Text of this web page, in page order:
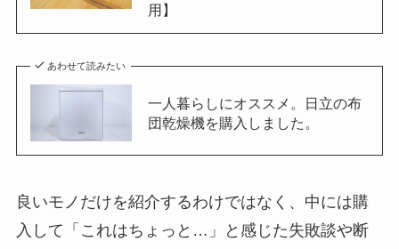
用】
あわせて読みたい
一人暮らしにオススメ。日立の布
団乾燥機を購入しました。
良いモノだけを紹介するわけではなく、中には購
入して「これはちょっと…」と感じた失敗談や断